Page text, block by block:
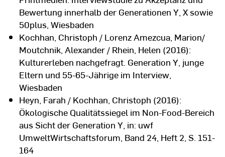
Bewertung innerhalb der Generationen Y, X sowie
50plus, Wiesbaden
Kochhan, Christoph / Lorenz Amezcua, Marion/
Moutchnik, Alexander / Rhein, Helen (2016):
Kulturerleben nachgefragt. Generation Y, junge
Eltern und 55-65-Jährige im Interview,
Wiesbaden
Heyn, Farah / Kochhan, Christoph (2016):
Ökologische Qualitätssiegel im Non-Food-Bereich
aus Sicht der Generation Y, in: uwf
UmweltWirtschaftsforum, Band 24, Heft 2, S. 151-
164